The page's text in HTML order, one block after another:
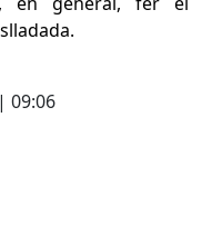
09:06